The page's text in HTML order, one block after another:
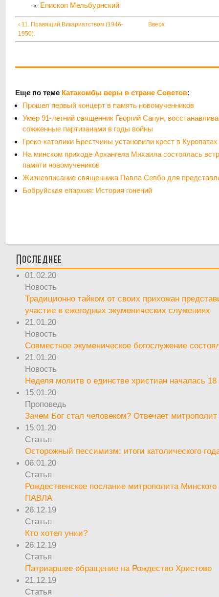
Епископ Мельбурнский
‹ 11. Правящий Викариатством (1946-
1950).
Вверх
Еще по теме Катакомбы веры в стране Советов:
Прошел первый концерт в память новомученников
Умер 91-летний священник Георгий Сапун,
сожженные партизанами в годы войны
Греко-католики Брестчины установили крест в
На минском приходе Архангела Михаила состоялась
памяти новомучеников
Жизнеописание священника Павла Севбо для
Бобруйская епархия: История гонений
Последнее
01.02.20
Новость
Традиционно тайком от своих прихожан
участие в ежегодных экуменических служениях
21.01.20
Новость
Совместное экуменическое богослужение
21.01.20
Новость
Неделя молитв о единстве христиан началась 18
15.01.20
Проповедь
Зачем Бог стал человеком? Отвечает
15.01.20
Статья
Осторожный пессимизм: итоги католического
06.01.20
Статья
Рождественское послание митрополита Минского
ПАВЛА
26.12.19
Статья
Кто хотел унии?
26.12.19
Статья
Патриаршее обращение на Рождество Христово
21.12.19
Статья